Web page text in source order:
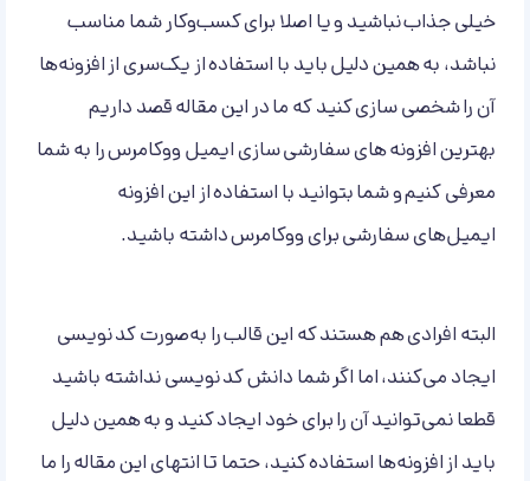
خیلی جذاب نباشید و یا اصلا برای کسب‌و‌کار شما مناسب
نباشد، به همین دلیل باید با استفاده از یک‌سری از افزونه‌ها
آن را شخصی سازی کنید که ما در این مقاله قصد داریم
بهترین افزونه‌ های سفارشی سازی ایمیل ووکامرس را به شما
معرفی کنیم و شما بتوانید با استفاده از این افزونه
ایمیل‌های سفارشی برای ووکامرس داشته باشید.
البته افرادی هم هستند که این قالب را به‌صورت کد نویسی
ایجاد می‌کنند، اما اگر شما دانش کد نویسی نداشته باشید
قطعا نمی‌توانید آن را برای خود ایجاد کنید و به همین دلیل
باید از افزونه‌ها استفاده کنید، حتما تا انتهای این مقاله را ما